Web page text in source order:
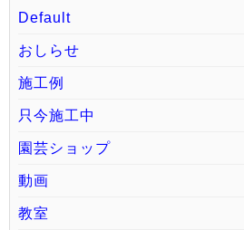
Default
おしらせ
施工例
只今施工中
園芸ショップ
動画
教室